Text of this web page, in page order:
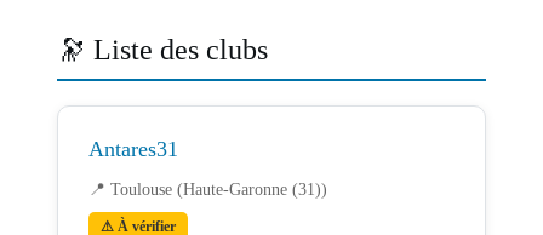
🔭 Liste des clubs
Antares31
📍 Toulouse (Haute-Garonne (31))
⚠ À vérifier